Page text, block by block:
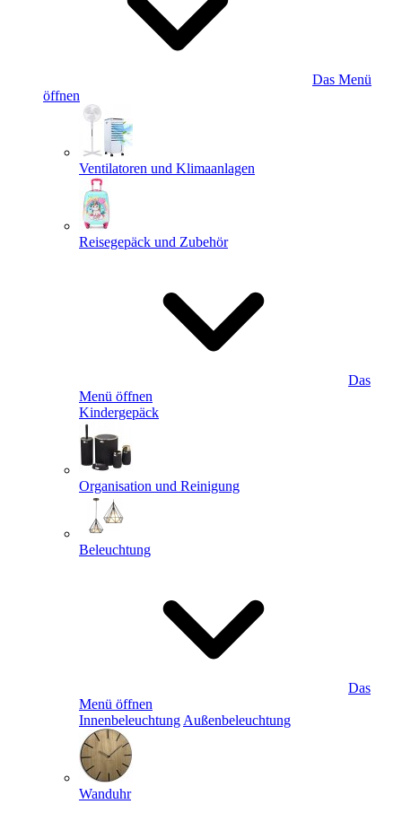
Das Menü
öffnen
Ventilatoren und Klimaanlagen
Reisegepäck und Zubehör
Das
Menü öffnen
Kindergepäck
Organisation und Reinigung
Beleuchtung
Das
Menü öffnen
Innenbeleuchtung Außenbeleuchtung
Wanduhr